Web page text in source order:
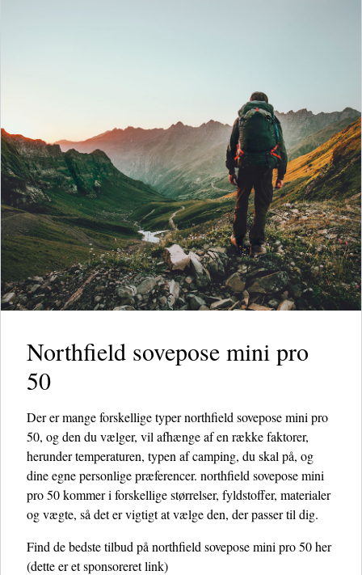
Northfield sovepose mini pro
50
Der er mange forskellige typer northfield sovepose mini pro
50, og den du vælger, vil afhænge af en række faktorer,
herunder temperaturen, typen af ​​camping, du skal på, og
dine egne personlige præferencer. northfield sovepose mini
pro 50 kommer i forskellige størrelser, fyldstoffer, materialer
og vægte, så det er vigtigt at vælge den, der passer til dig.
Find de bedste tilbud på northfield sovepose mini pro 50 her
(dette er et sponsoreret link)